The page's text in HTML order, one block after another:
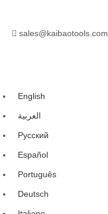
 sales@kaibaotools.com
English
العربية
Pусский
Español
Português
Deutsch